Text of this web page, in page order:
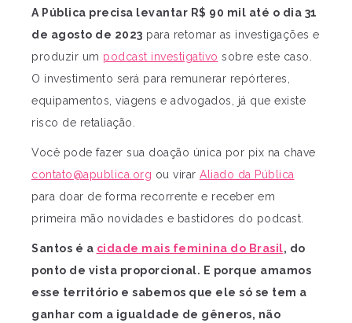
A Pública precisa levantar R$ 90 mil até o dia 31
de agosto de 2023 para retomar as investigações e
produzir um podcast investigativo sobre este caso.
O investimento será para remunerar repórteres,
equipamentos, viagens e advogados, já que existe
risco de retaliação.
Você pode fazer sua doação única por pix na chave
contato@apublica.org ou virar Aliado da Pública
para doar de forma recorrente e receber em
primeira mão novidades e bastidores do podcast.
Santos é a cidade mais feminina do Brasil, do
ponto de vista proporcional. E porque amamos
esse território e sabemos que ele só se tem a
ganhar com a igualdade de gêneros, não